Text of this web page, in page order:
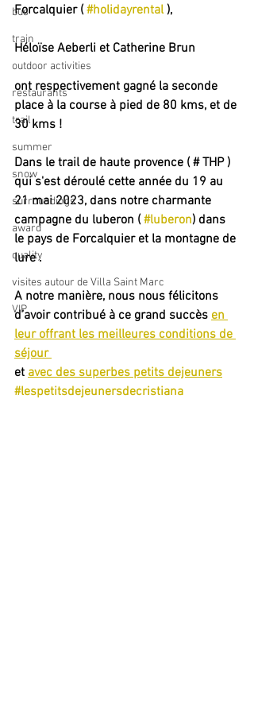
bus
train
outdoor activities
restaurants
trail
summer
snow
surroundings
award
quality
visites autour de Villa Saint Marc
VIP
Forcalquier ( #holidayrental ),
Héloïse Aeberli et Catherine Brun
ont respectivement gagné la seconde
place à la course à pied de 80 kms, et de
30 kms !
Dans le trail de haute provence ( # THP )
qui s'est déroulé cette année du 19 au
21 mai 2023, dans notre charmante
campagne du luberon ( #luberon) dans
le pays de Forcalquier et la montagne de
lure .
A notre manière, nous nous félicitons
d’avoir contribué à ce grand succès en
leur offrant les meilleures conditions de
séjour
et avec des superbes petits dejeuners
#lespetitsdejeunersdecristiana